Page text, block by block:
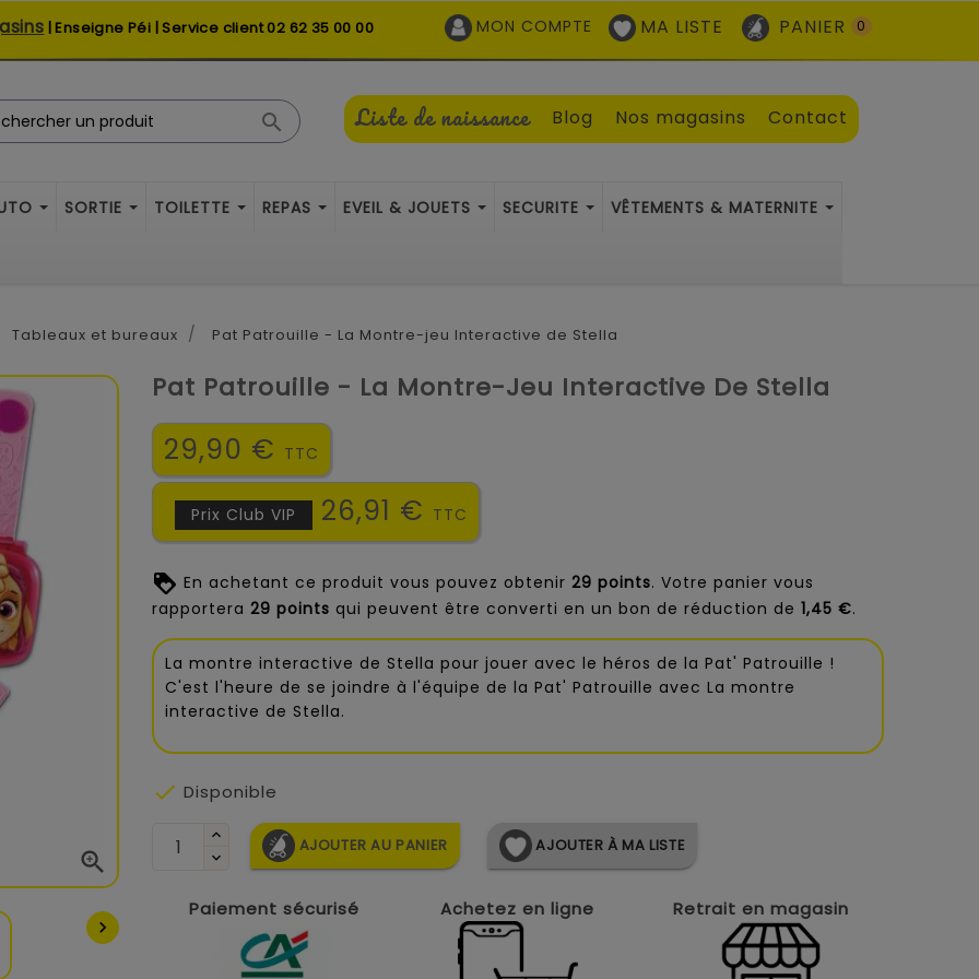
| Enseigne Péi | Service client02 62 35 00 00 MON COMPTE MA LISTE PANIER 0
Liste de naissance Blog Nos magasins Contact

SORTIE TOILETTE REPAS EVEIL & JOUETS SECURITE VÊTEMENTS & MATERNITE
Tableaux et bureaux Pat Patrouille - La Montre-jeu Interactive de Stella


Pat Patrouille - La Montre-Jeu Interactive De Stella
29,90 € TTC
Prix Club VIP 26,91 € TTC
En achetant ce produit vous pouvez obtenir 29 points. Votre panier vous
rapportera 29 points qui peuvent être converti en un bon de réduction de 1,45 €.
La montre interactive de Stella pour jouer avec le héros de la Pat' Patrouille !
C'est l'heure de se joindre à l'équipe de la Pat' Patrouille avec La montre
interactive de Stella.
 Disponible
AJOUTER AU PANIER AJOUTER À MA LISTE
Paiement sécurisé Achetez en ligne Retrait en magasin